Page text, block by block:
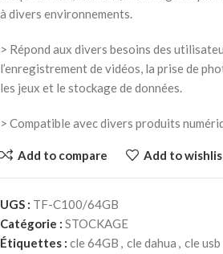
à divers environnements.
> Répond aux divers besoins des
l’enregistrement de vidéos, la prise de
les jeux et le stockage de données.
> Compatible avec divers produits
Add to compare Add to
UGS : TF-C100/64GB
Catégorie : STOCKAGE
Étiquettes : cle 64GB , cle dahua , cle usb